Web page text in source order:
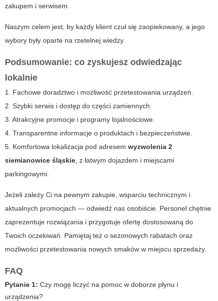
zakupem i serwisem.
Naszym celem jest, by każdy klient czuł się zaopiekowany, a jego
wybory były oparte na rzetelnej wiedzy.
Podsumowanie: co zyskujesz odwiedzając
lokalnie
1. Fachowe doradztwo i możliwość przetestowania urządzeń.
2. Szybki serwis i dostęp do części zamiennych.
3. Atrakcyjne promocje i programy lojalnościowe.
4. Transparentne informacje o produktach i bezpieczeństwie.
5. Komfortowa lokalizacja pod adresem wyzwolenia 2
siemianowice śląskie , z łatwym dojazdem i miejscami
parkingowymi.
Jeżeli zależy Ci na pewnym zakupie, wsparciu technicznym i
aktualnych promocjach — odwiedź nas osobiście. Personel chętnie
zaprezentuje rozwiązania i przygotuje ofertę dostosowaną do
Twoich oczekiwań. Pamiętaj też o sezonowych rabatach oraz
możliwości przetestowania nowych smaków w miejscu sprzedaży.
FAQ
Pytanie 1: Czy mogę liczyć na pomoc w doborze płynu i
urządzenia?